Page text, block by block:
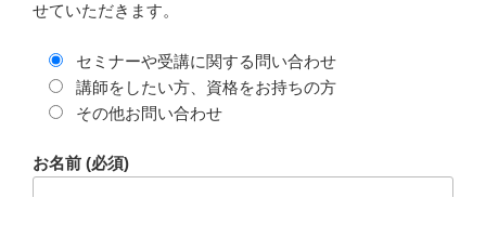
せていただきます。
セミナーや受講に関する問い合わせ
講師をしたい方、資格をお持ちの方
その他お問い合わせ
お名前 (必須)